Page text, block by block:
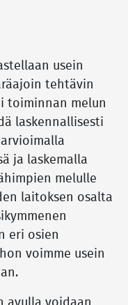
usein
tehtävin
toiminnan melun
laskennallisesti
ja laskemalla
melulle
laitoksen osalta
eri osien
voimme usein